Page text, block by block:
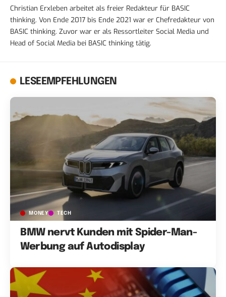
Christian Erxleben arbeitet als freier Redakteur für BASIC
thinking. Von Ende 2017 bis Ende 2021 war er Chefredakteur von
BASIC thinking. Zuvor war er als Ressortleiter Social Media und
Head of Social Media bei BASIC thinking tätig.
LESEEMPFEHLUNGEN
MONEY TECH
BMW nervt Kunden mit Spider-Man-
Werbung auf Autodisplay